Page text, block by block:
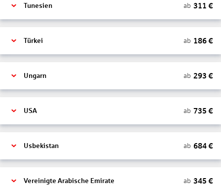
Tunesien ab 311 €
Türkei ab 186€
Ungarn ab 293 €
USA ab 735 €
Usbekistan ab 684€
Vereinigte Arabische Emirate ab 345 €